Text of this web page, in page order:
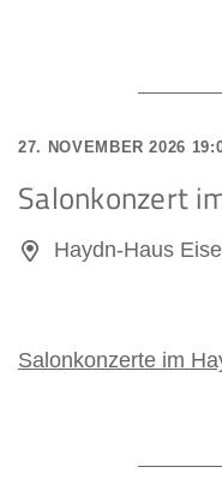
27. NOVEMBER 2026
Salonkonzert
Haydn-Haus
Salonkonzerte im